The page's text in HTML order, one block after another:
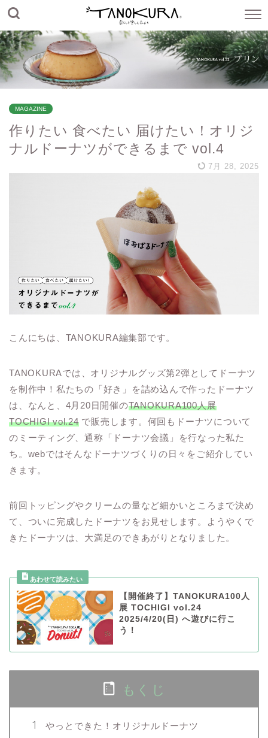
MAGAZINE
作りたい 食べたい 届けたい！オリジ
ナルドーナツができるまで vol.4
7月 28, 2025
こんにちは、TANOKURA編集部です。
TANOKURAでは、オリジナルグッズ第2弾としてドーナツ
を制作中！私たちの「好き」を詰め込んで作ったドーナツ
は、なんと、4月20日開催のTANOKURA100人展
TOCHIGI vol.24で販売します。何回もドーナツについて
のミーティング、通称「ドーナツ会議」を行なった私た
ち。webではそんなドーナツづくりの日々をご紹介してい
きます。
前回トッピングやクリームの量など細かいところまで決め
て、ついに完成したドーナツをお見せします。ようやくで
きたドーナツは、大満足のできあがりとなりました。
【開催終了】TANOKURA100人
展 TOCHIGI vol.24
2025/4/20(日) へ遊びに行こ
う！
もくじ
やっとできた！オリジナルドーナツ